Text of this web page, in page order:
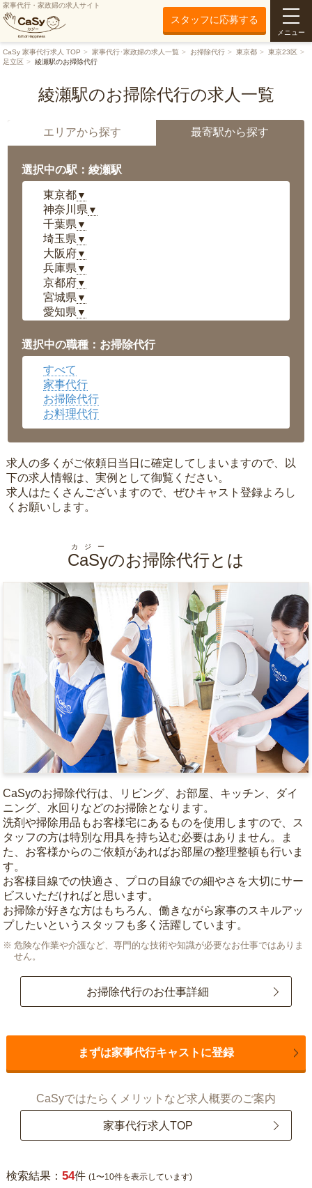
家事代行・家政婦の求人サイト
スタッフに応募する
メニュー
CaSy 家事代行求人 TOP 家事代行･家政婦の求人一覧 お掃除代行 東京都
東京23区
足立区
綾瀬駅のお掃除代行
綾瀬駅のお掃除代行の求人一覧
エリアから探す 最寄駅から探す
選択中の駅：綾瀬駅
東京都▼
神奈川県 ▼
千葉県 ▼
埼玉県 ▼
大阪府▼
兵庫県 ▼
京都府▼
宮城県 ▼
愛知県 ▼
岡山県▼
広島県▼
沖縄県
選択中の職種：お掃除代行
すべて
家事代行
お掃除代行
お料理代行
求人の多くがご依頼日当日に確定してしまいますので、以
下の求人情報は、実例として御覧ください。
求人はたくさんございますので、ぜひキャスト登録よろし
くお願いします。
CaSy
カジー
のお掃除代行とは
CaSyのお掃除代行は、リビング、お部屋、キッチン、ダイ
ニング、水回りなどのお掃除となります。
洗剤や掃除用品もお客様宅にあるものを使用しますので、ス
タッフの方は特別な用具を持ち込む必要はありません。ま
た、お客様からのご依頼があればお部屋の整理整頓も行いま
す。
お客様目線での快適さ、プロの目線での細やさを大切にサー
ビスいただければと思います。
お掃除が好きな方はもちろん、働きながら家事のスキルアッ
プしたいというスタッフも多く活躍しています。
危険な作業や介護など、専門的な技術や知識が必要なお仕事ではありま
せん。
お掃除代行のお仕事詳細
まずは家事代行キャストに登録
CaSyではたらくメリットなど求人概要のご案内
家事代行求人TOP
検索結果： 54件 (1〜10件を表示しています)